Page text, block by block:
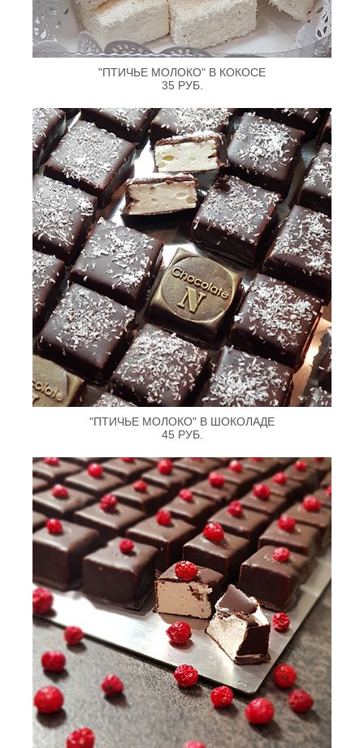
"ПТИЧЬЕ МОЛОКО" В КОКОСЕ
35 РУБ.
"ПТИЧЬЕ МОЛОКО" В ШОКОЛАДЕ
45 РУБ.